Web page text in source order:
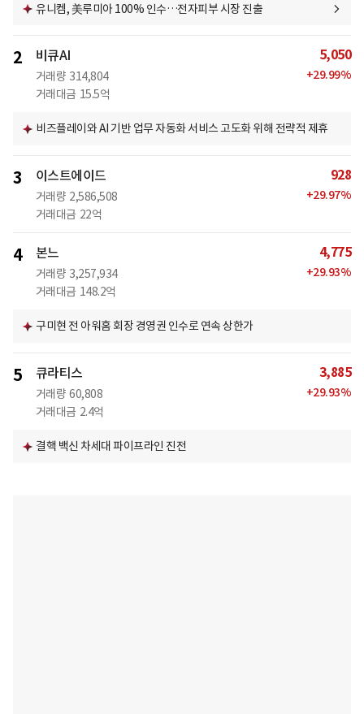
유니켐, 美루미아 100% 인수…전자피부 시장 진출
2 비큐AI
거래량 314,804
거래대금 15.5억
5,050
+29.99%
비즈플레이와 AI 기반 업무 자동화 서비스 고도화 위해 전략적 제휴
3 이스트에이드
거래량 2,586,508
거래대금 22억
928
+29.97%
4 본느
거래량 3,257,934
거래대금 148.2억
4,775
+29.93%
구미현 전 아워홈 회장 경영권 인수로 연속 상한가
5 큐라티스
거래량 60,808
거래대금 2.4억
3,885
+29.93%
결핵 백신 차세대 파이프라인 진전